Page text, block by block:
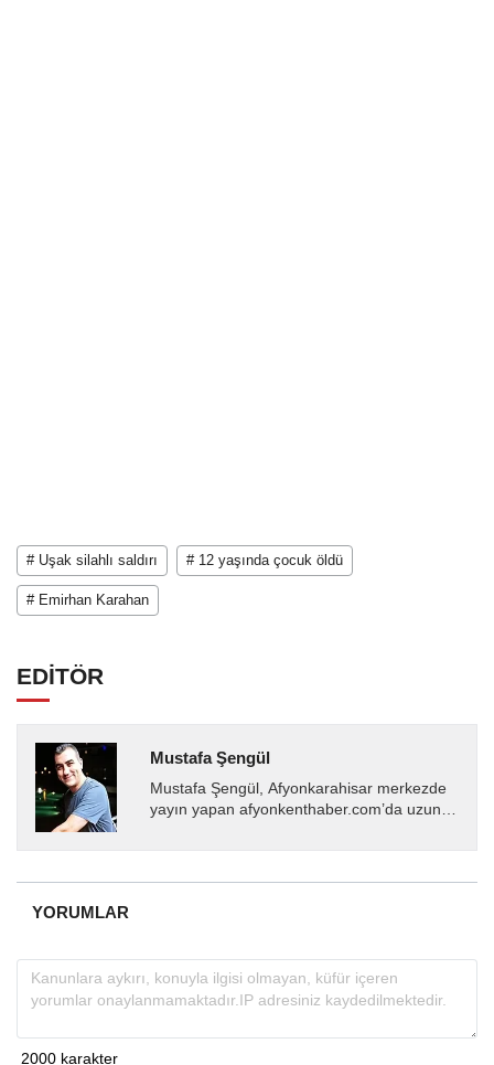
# Uşak silahlı saldırı # 12 yaşında çocuk öldü
# Emirhan Karahan
EDİTÖR
Mustafa Şengül
Mustafa Şengül, Afyonkarahisar merkezde
yayın yapan afyonkenthaber.com’da uzun
almakta, haber akışı...
YORUMLAR